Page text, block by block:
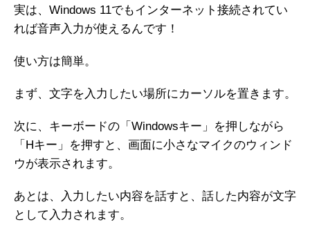
実は、Windows 11でもインターネット接続されてい
れば音声入力が使えるんです！
使い方は簡単。
まず、文字を入力したい場所にカーソルを置きます。
次に、キーボードの「Windowsキー」を押しながら
「Hキー」を押すと、画面に小さなマイクのウィンド
ウが表示されます。
あとは、入力したい内容を話すと、話した内容が文字
として入力されます。